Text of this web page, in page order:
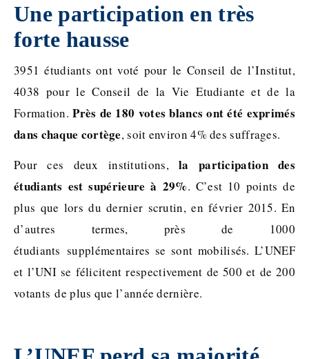
Une participation en très
forte hausse
3951 étudiants ont voté pour le Conseil de l’Institut,
4038 pour le Conseil de la Vie Etudiante et de la
Formation.Près de 180 votes blancs ont été exprimés
dans chaque cortège, soit environ 4% des suffrages.
Pour ces deux institutions,la participation des
étudiants est supérieure à 29%. C’est 10 points de
plus que lors du dernier scrutin, en février 2015. En
d’autres termes, près de 1000
étudiants supplémentaires se sont mobilisés. L’UNEF
et l’UNI se félicitent respectivement de 500 et de 200
votants de plus que l’année dernière.